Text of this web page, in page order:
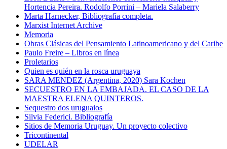
Hortencia Pereira. Rodolfo Porrini – Mariela Salaberry
Marta Harnecker, Bibliografía completa.
Marxist Internet Archive
Memoria
Obras Clásicas del Pensamiento Latinoamericano y del Caribe
Paulo Freire – Libros en línea
Proletarios
Quien es quién en la rosca uruguaya
SARA MENDEZ (Argentina, 2020) Sara Kochen
SECUESTRO EN LA EMBAJADA. EL CASO DE LA
MAESTRA ELENA QUINTEROS.
Sequestro dos uruguaios
Silvia Federici. Bibliografía
Sitios de Memoria Uruguay. Un proyecto colectivo
Tricontinental
UDELAR